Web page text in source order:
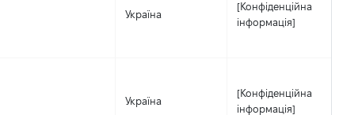
Україна
[Конфіденційна
інформація]
Україна
[Конфіденційна
інформація]